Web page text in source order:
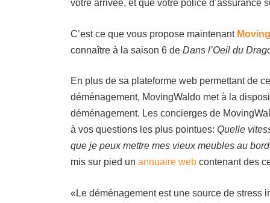
votre arrivée, et que votre police d’assurance
C’est ce que vous propose maintenant
connaître à la saison 6 deDans l’Oeil du
En plus de sa plateforme web permettant de
déménagement, MovingWaldo met à la
déménagement. Les concierges de
à vos questions les plus pointues:Quelle
que je peux mettre mes vieux meubles au
mis sur pied unannuaire web contenant des
«Le déménagement est une source de stress